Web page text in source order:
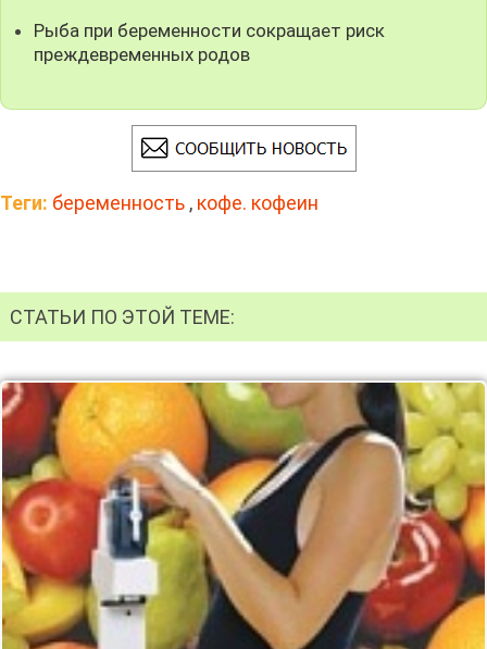
Рыба при беременности сокращает риск
преждевременных родов
Теги: беременность , кофе. кофеин
СТАТЬИ ПО ЭТОЙ ТЕМЕ: